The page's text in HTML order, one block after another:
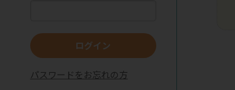
ログイン
パスワードをお忘れの方